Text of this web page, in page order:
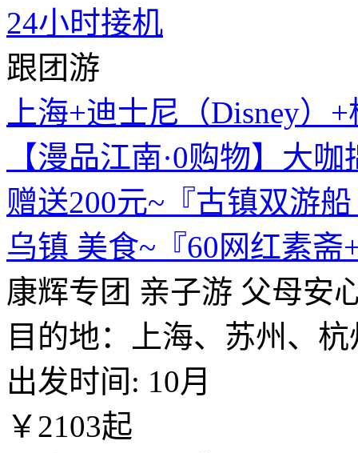
跟团游
上海+迪士尼（Disney）
【漫品江南·0购物】大
赠送200元~『古镇双游
乌镇 美食~『60网红素
康辉专团 亲子游 父母安
目的地：上海、苏州、
出发时间: 10月
￥2103起